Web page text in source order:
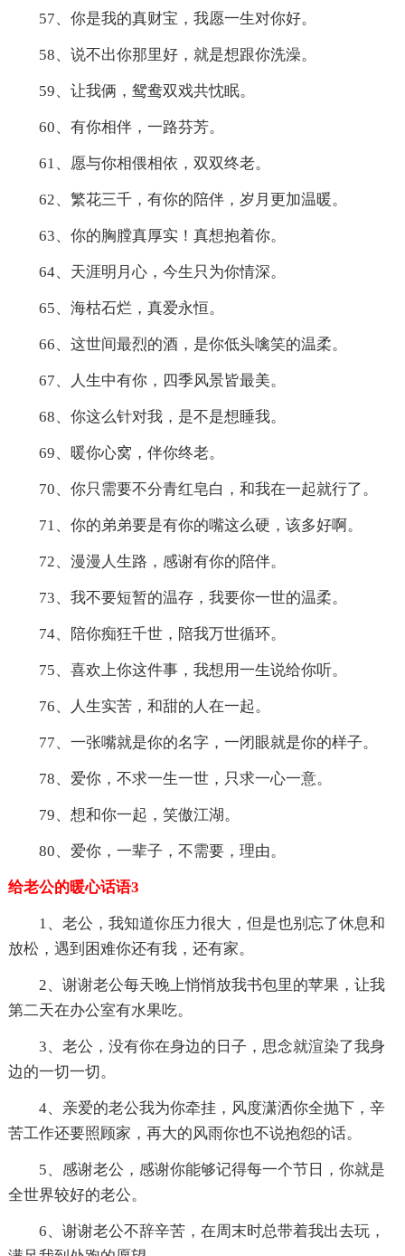
57、你是我的真财宝，我愿一生对你好。
58、说不出你那里好，就是想跟你洗澡。
59、让我俩，鸳鸯双戏共忱眠。
60、有你相伴，一路芬芳。
61、愿与你相偎相依，双双终老。
62、繁花三千，有你的陪伴，岁月更加温暖。
63、你的胸膛真厚实！真想抱着你。
64、天涯明月心，今生只为你情深。
65、海枯石烂，真爱永恒。
66、这世间最烈的酒，是你低头噙笑的温柔。
67、人生中有你，四季风景皆最美。
68、你这么针对我，是不是想睡我。
69、暖你心窝，伴你终老。
70、你只需要不分青红皂白，和我在一起就行了。
71、你的弟弟要是有你的嘴这么硬，该多好啊。
72、漫漫人生路，感谢有你的陪伴。
73、我不要短暂的温存，我要你一世的温柔。
74、陪你痴狂千世，陪我万世循环。
75、喜欢上你这件事，我想用一生说给你听。
76、人生实苦，和甜的人在一起。
77、一张嘴就是你的名字，一闭眼就是你的样子。
78、爱你，不求一生一世，只求一心一意。
79、想和你一起，笑傲江湖。
80、爱你，一辈子，不需要，理由。
给老公的暖心话语3
1、老公，我知道你压力很大，但是也别忘了休息和
放松，遇到困难你还有我，还有家。
2、谢谢老公每天晚上悄悄放我书包里的苹果，让我
第二天在办公室有水果吃。
3、老公，没有你在身边的日子，思念就渲染了我身
边的一切一切。
4、亲爱的老公我为你牵挂，风度潇洒你全抛下，辛
苦工作还要照顾家，再大的风雨你也不说抱怨的话。
5、感谢老公，感谢你能够记得每一个节日，你就是
全世界较好的老公。
6、谢谢老公不辞辛苦，在周末时总带着我出去玩，